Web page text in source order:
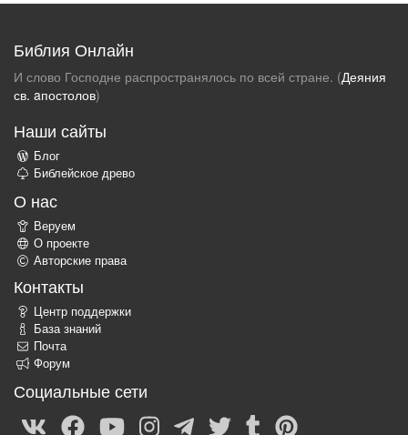
Библия Онлайн
И слово Господне распространялось по всей стране. (Деяния
св. aпостолов)
Наши сайты
Блог
Библейское древо
О нас
Веруем
О проекте
Авторские права
Контакты
Центр поддержки
База знаний
Почта
Форум
Социальные сети